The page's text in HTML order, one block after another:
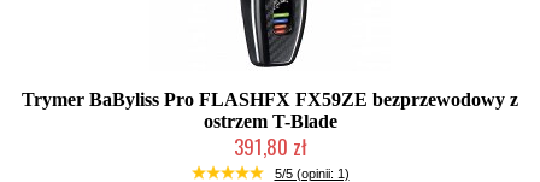
Trymer BaByliss Pro FLASHFX FX59ZE bezprzewodowy z
ostrzem T-Blade
391,80 zł
Produkt wycofany
5/5 (opinii: 1)